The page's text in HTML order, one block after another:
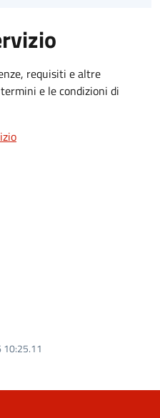
requisiti e altre
e le condizioni di